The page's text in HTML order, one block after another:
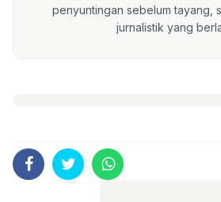
penyuntingan sebelum tayang,
jurnalistik yang